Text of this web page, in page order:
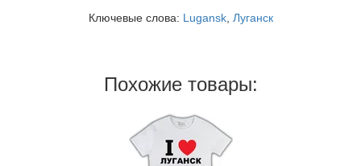
Ключевые слова: Lugansk, Луганск
Похожие товары: